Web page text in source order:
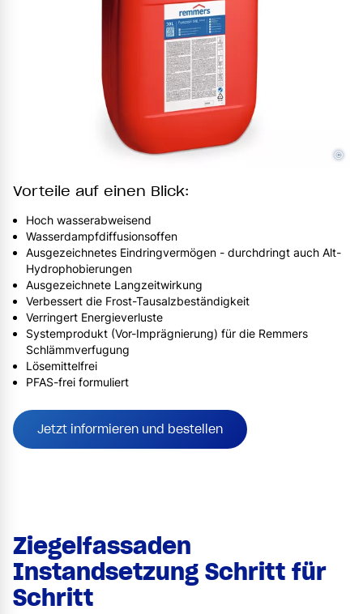
Vorteile auf einen Blick:
Hoch wasserabweisend
Wasserdampfdiffusionsoffen
Ausgezeichnetes Eindringvermögen - durchdringt auch Alt-
Hydrophobierungen
Ausgezeichnete Langzeitwirkung
Verbessert die Frost-Tausalzbeständigkeit
Verringert Energieverluste
Systemprodukt (Vor-Imprägnierung) für die Remmers
Schlämmverfugung
Lösemittelfrei
PFAS-frei formuliert
Jetzt informieren und bestellen
©
Ziegelfassaden
Instandsetzung Schritt für
Schritt